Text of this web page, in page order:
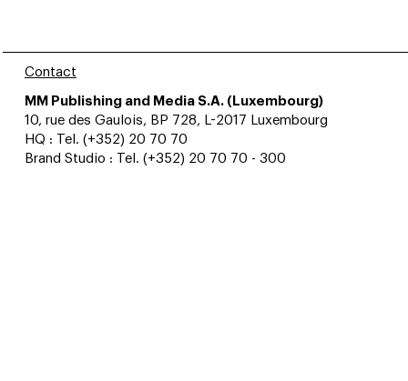
MM Publishing and Media S.A. (Luxembourg)
10, rue des Gaulois, BP 728, L-2017 Luxembourg
HQ : Tel. (+352) 20 70 70
Brand Studio : Tel. (+352) 20 70 70 - 300
Contact